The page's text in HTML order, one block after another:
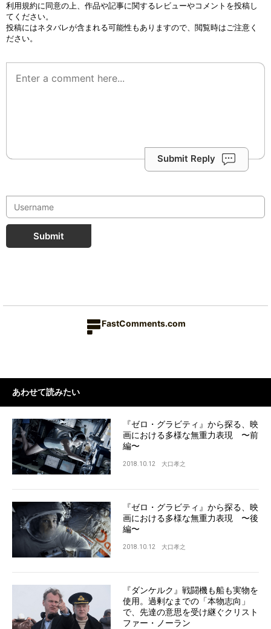
利用規約に同意の上、作品や記事に関するレビューやコメントを投稿し
てください。
投稿にはネタバレが含まれる可能性もありますので、閲覧時はご注意く
ださい。
Submit Reply
Submit
FastComments.com
あわせて読みたい
『ゼロ・グラビティ』から探る、映
画における多様な無重力表現 〜前
編〜
2018.10.12 大口孝之
『ゼロ・グラビティ』から探る、映
画における多様な無重力表現 〜後
編〜
2018.10.12 大口孝之
『ダンケルク』戦闘機も船も実物を
使用。過剰なまでの「本物志向」
で、先達の意思を受け継ぐクリスト
ファー・ノーラン